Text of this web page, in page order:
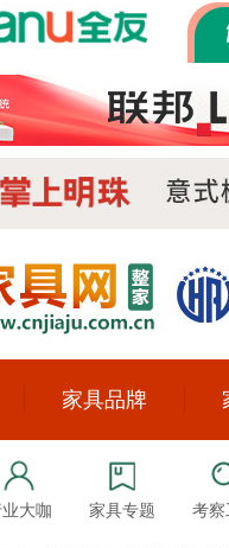
家具品牌
大咖 家具专题 考察